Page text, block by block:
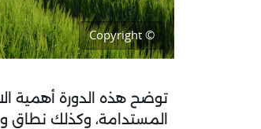
© Copyright
مخطط
توضح هذه الدورة أهمية
المستدامة، وكذلك نطاق